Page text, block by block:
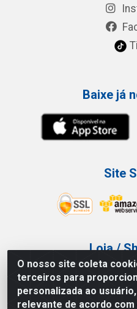
O nosso site coleta
terceiros para
personalizada ao
relevante de acordo
Baixe já
Site
Loja /
Tel.: (11)
Av Vautier, 587/597